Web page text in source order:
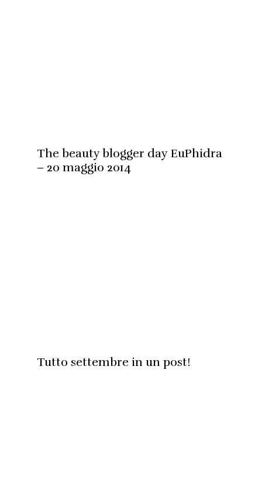
The beauty blogger day EuPhidra
– 20 maggio 2014
Tutto settembre in un post!